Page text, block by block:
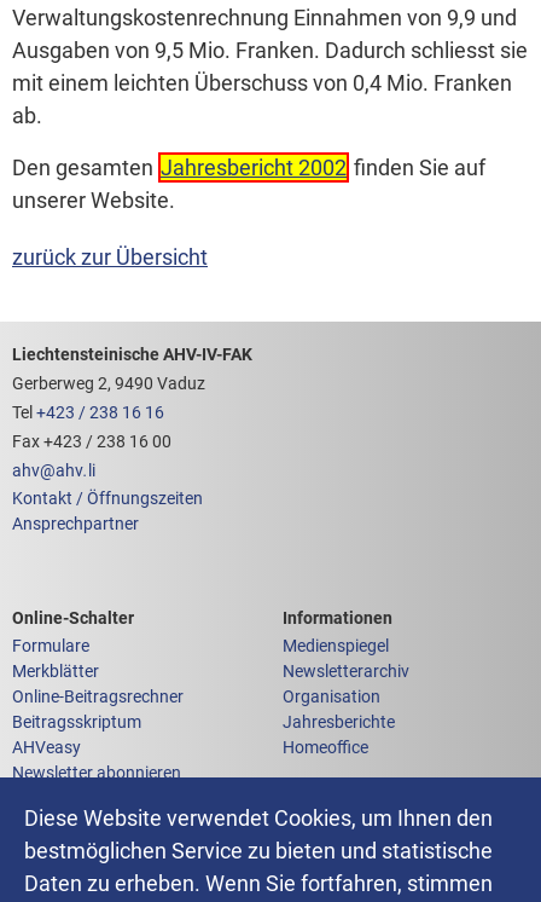
Diese Website verwendet Cookies, um Ihnen den
bestmöglichen Service zu bieten und statistische
Daten zu erheben. Wenn Sie fortfahren, stimmen
Verwaltungskostenrechnung Einnahmen von 9,9 und
Ausgaben von 9,5 Mio. Franken. Dadurch schliesst sie
mit einem leichten Überschuss von 0,4 Mio. Franken
ab.
Den gesamten Jahresbericht 2002 finden Sie auf
unserer Website.
zurück zur Übersicht
Footerbereich mit hilfreichen Links
Liechtensteinische AHV-IV-FAK
Gerberweg 2, 9490 Vaduz
Tel +423 / 238 16 16
Fax +423 / 238 16 00
ahv@ahv. li
Kontakt / Öffnungszeiten
Ansprechpartner
Links zum
Online-Schalter
Formulare
Merkblätter
Online-Beitragsrechner
Beitragsskriptum
AHVeasy
Newsletter abonnieren
Links zu weiteren
Informationen
Medienspiegel
Newsletterarchiv
Organisation
Jahresberichte
Homeoffice
Impressum